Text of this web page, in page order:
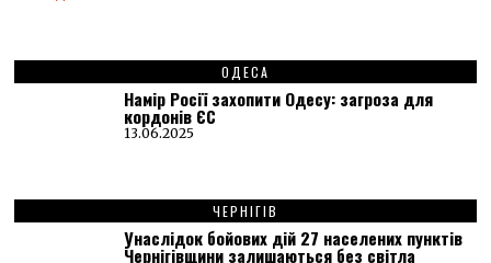
ОДЕСА
Намір Росії захопити Одесу: загроза для
кордонів ЄС
13.06.2025
ЧЕРНІГІВ
Унаслідок бойових дій 27 населених пунктів
Чернігівщини залишаються без світла